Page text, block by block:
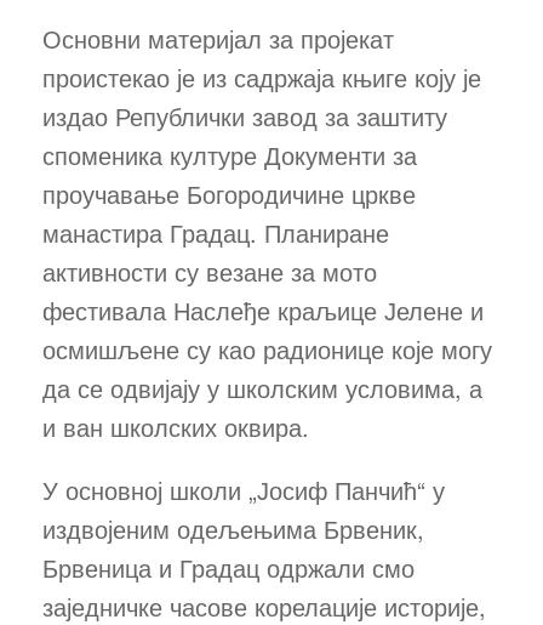
Основни материјал за пројекат
проистекао је из садржаја књиге коју је
издао Републички завод за заштиту
споменика културе Документи за
проучавање Богородичине цркве
манастира Градац. Планиране
активности су везане за мото
фестивала Наслеђе краљице Јелене и
осмишљене су као радионице које могу
да се одвијају у школским условима, а
и ван школских оквира.
У основној школи „Јосиф Панчић“ у
издвојеним одељењима Брвеник,
Брвеница и Градац одржали смо
заједничке часове корелације историје,